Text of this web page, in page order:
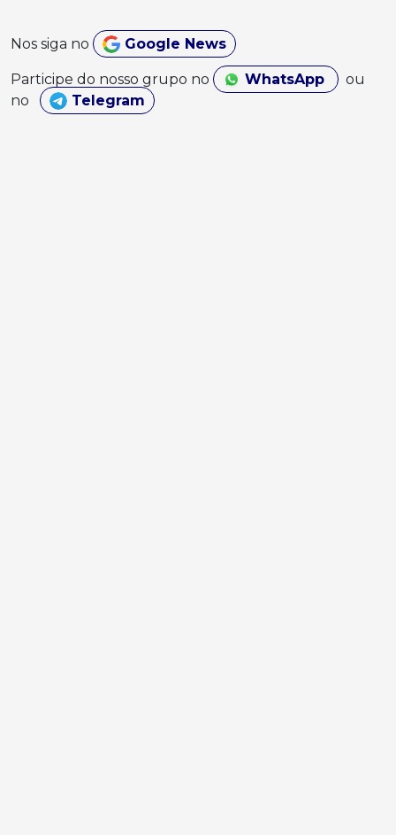
Nos siga no Google News
Participe do nosso grupo no WhatsApp
ou
no
Telegram